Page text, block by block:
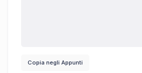
Copia negli Appunti